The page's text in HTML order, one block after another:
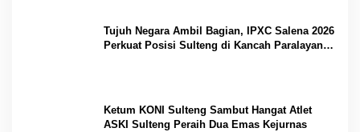
Tujuh Negara Ambil Bagian, IPXC Salena 2026
Perkuat Posisi Sulteng di Kancah Paralayang
Ketum KONI Sulteng Sambut Hangat Atlet
ASKI Sulteng Peraih Dua Emas Kejurnas